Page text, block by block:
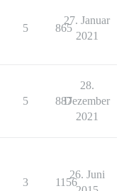
5 865
27. Januar
2021
5 887
28.
Dezember
2021
3 1156
26. Juni